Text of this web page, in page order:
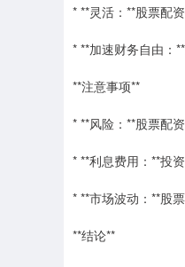
* **灵活：**股票配
* **加速财务自由：
**注意事项**
* **风险：**股票配
* **利息费用：**投
* **市场波动：**股
**结论**